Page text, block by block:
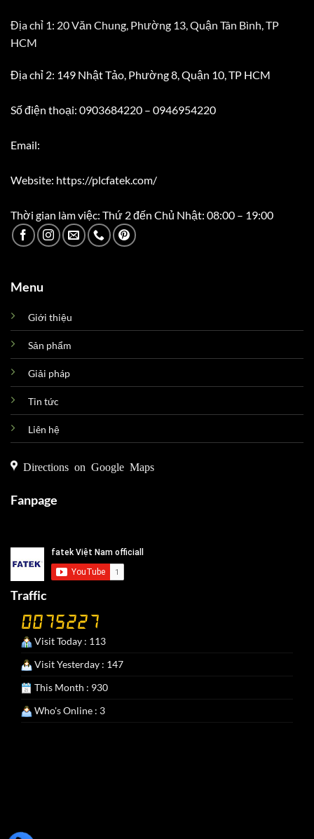
Địa chỉ 1: 20 Văn Chung, Phường 13, Quận Tân Bình, TP
HCM
Địa chỉ 2: 149 Nhật Tảo, Phường 8, Quận 10, TP HCM
Số điện thoại: 0903684220 – 0946954220
Email:
Website: https://plcfatek.com/
Thời gian làm việc: Thứ 2 đến Chủ Nhật: 08:00 – 19:00
Menu
Giới thiệu
Sản phẩm
Giải pháp
Tin tức
Liên hệ
Directions on Google Maps
Fanpage
Traffic
Visit Today : 113
Visit Yesterday : 147
This Month : 930
Who's Online : 3